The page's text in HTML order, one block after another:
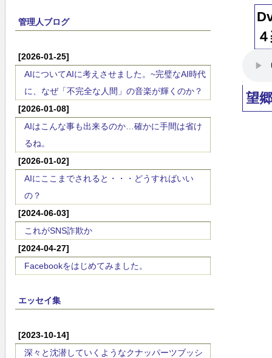
管理人ブログ
[2026-01-25]
AIについてAIに考えさせました。~完璧なAI時代
に、なぜ「不完全な人間」の音楽が輝くのか？
[2026-01-08]
AIはこんな事も出来るのか…確かに手間は省け
るね。
[2026-01-02]
AIにここまでされると・・・どうすればいい
の？
[2024-06-03]
これがSNS詐欺か
[2024-04-27]
Facebookをはじめてみました。
エッセイ集
[2023-10-14]
深々と沈潜していくようなクナッパーツブッシ
望